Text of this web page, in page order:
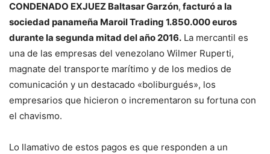
CONDENADO EXJUEZ Baltasar Garzón, facturó a la
sociedad panameña Maroil Trading 1.850.000 euros
durante la segunda mitad del año 2016. La mercantil es
una de las empresas del venezolano Wilmer Ruperti,
magnate del transporte marítimo y de los medios de
comunicación y un destacado «boliburgués», los
empresarios que hicieron o incrementaron su fortuna con
el chavismo.
Lo llamativo de estos pagos es que responden a un